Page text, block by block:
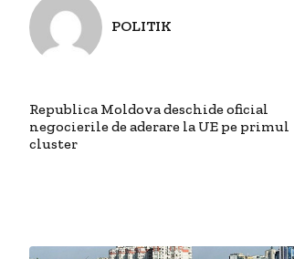
POLITIK
Republica Moldova deschide oficial
negocierile de aderare la UE pe primul
cluster